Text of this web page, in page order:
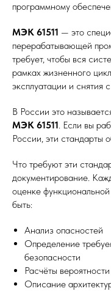
программному
МЭК 61511 — это
перерабатывающей
требует, чтобы вся
рамках жизненного
эксплуатации и снятия
В России это
МЭК 61511. Если вы
России, эти стандарты
Что требуют эти
документирование.
оценке
быть:
Анализ опасностей
Определение
безопасности
Расчёты
Описание